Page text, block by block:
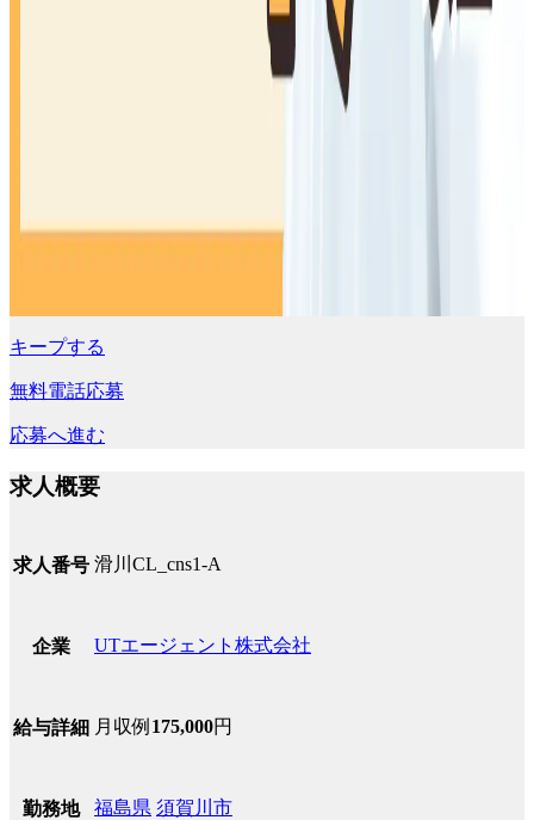
キープする
無料電話応募
応募へ進む
求人概要
求人番号 滑川CL_cns1-A
企業 UTエージェント株式会社
給与詳細 月収例 175,000円
勤務地 福島県 須賀川市